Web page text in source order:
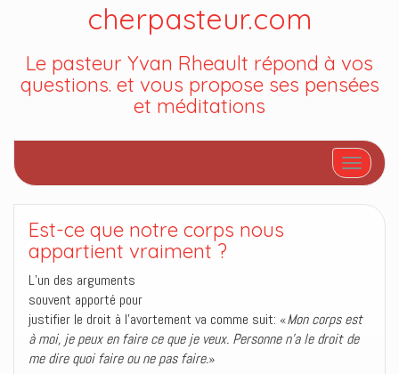
cherpasteur.com
Le pasteur Yvan Rheault répond à vos
questions. et vous propose ses pensées
et méditations
Afficher/
Est-ce que notre corps nous
appartient vraiment ?
L’un des arguments
souvent apporté pour
justifier le droit à l’avortement va comme suit: «Mon corps est
à moi, je peux en faire ce que je veux. Personne n’a le droit de
me dire quoi faire ou ne pas faire.»